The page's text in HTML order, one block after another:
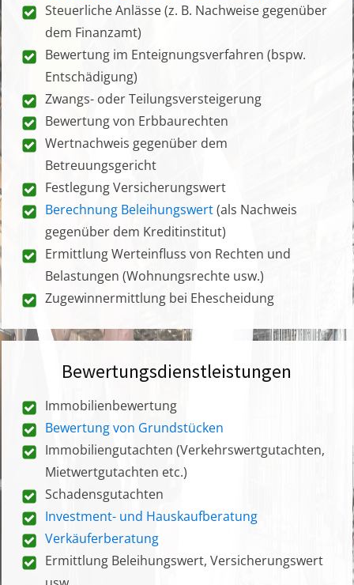
Steuerliche Anlässe (z. B. Nachweise gegenüber
dem Finanzamt)
Bewertung im Enteignungsverfahren (bspw.
Entschädigung)
Zwangs- oder Teilungsversteigerung
Bewertung von Erbbaurechten
Wertnachweis gegenüber dem
Betreuungsgericht
Festlegung Versicherungswert
Berechnung Beleihungswert(als Nachweis
gegenüber dem Kreditinstitut)
Ermittlung Werteinfluss von Rechten und
Belastungen (Wohnungsrechte usw.)
Zugewinnermittlung bei Ehescheidung
Bewertungsdienstleistungen
Immobilienbewertung
Bewertung von Grundstücken
Immobiliengutachten (Verkehrswertgutachten,
Mietwertgutachten etc.)
Schadensgutachten
Investment- und Hauskaufberatung
Verkäuferberatung
Ermittlung Beleihungswert, Versicherungswert